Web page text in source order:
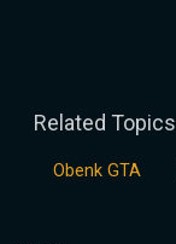
Related Topics
Obenk GTA